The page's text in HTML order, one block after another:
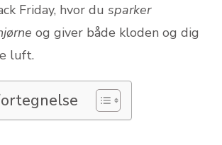
Friday, hvor du sparker
og giver både kloden og dig
luft.